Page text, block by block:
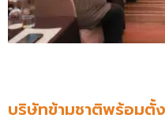
บริษัทข้ามชาติพร้อม